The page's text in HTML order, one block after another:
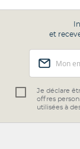
et
notre
lettre
Je déclare
offres
utilisées à